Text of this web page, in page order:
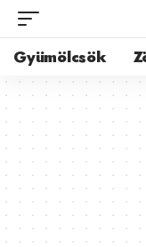
Gyümölcsök